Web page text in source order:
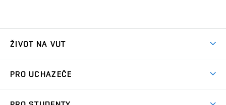
ŽIVOT NA VUT
Koleje
PRO UCHAZEČE